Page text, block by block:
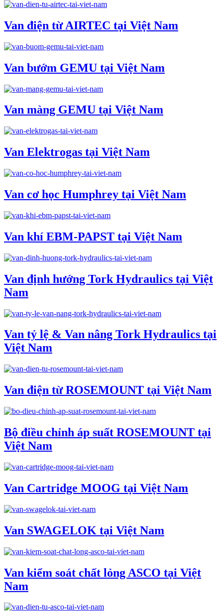
Van điện từ AIRTEC tại Việt Nam
Van bướm GEMU tại Việt Nam
Van màng GEMU tại Việt Nam
Van Elektrogas tại Việt Nam
Van cơ học Humphrey tại Việt Nam
Van khí EBM-PAPST tại Việt Nam
Van định hướng Tork Hydraulics tại Việt
Nam
Van tỷ lệ & Van nâng Tork Hydraulics tại
Việt Nam
Van điện từ ROSEMOUNT tại Việt Nam
Bộ điều chỉnh áp suất ROSEMOUNT tại
Việt Nam
Van Cartridge MOOG tại Việt Nam
Van SWAGELOK tại Việt Nam
Van kiểm soát chất lỏng ASCO tại Việt
Nam